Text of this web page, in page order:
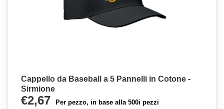
Cappello da Baseball a 5 Pannelli in Cotone -
Sirmione
€2,67 Per pezzo, in base alla 500i pezzi